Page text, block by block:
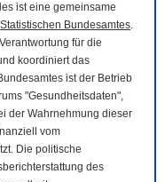
ist eine gemeinsame
Statistischen Bundesamtes.
für die
koordiniert das
ist der Betrieb
"Gesundheitsdaten",
der Wahrnehmung dieser
vom
Die politische
des